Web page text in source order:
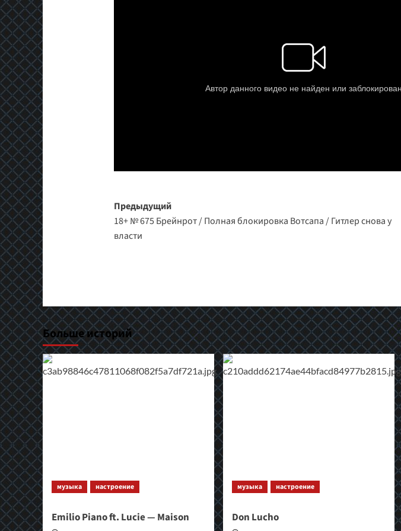
Навигация
записи
Предыдущий
18+ № 675 Брейнрот / Полная блокировка Вотсапа / Гитлер снова у
власти
Больше историй
музыка настроение
Emilio Piano ft. Lucie — Maison
музыка настроение
Don Lucho